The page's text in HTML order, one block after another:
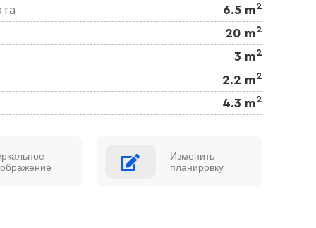
6.5 m2
20 m2
3 m2
2.2 m2
4.3 m2
Изменить
планировку